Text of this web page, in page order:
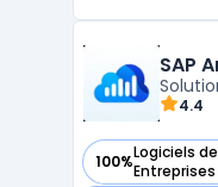
permet une
données,
SAP
4.4
100%Logiciels
Entreprises
— voir SAP